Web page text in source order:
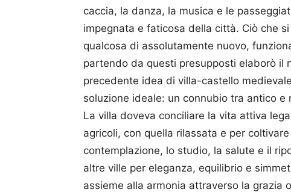
caccia, la danza, la musica e le
impegnata e faticosa della città. Ciò che
qualcosa di assolutamente nuovo,
partendo da questi presupposti elaborò
precedente idea di villa-castello
soluzione ideale: un connubio tra antico
La villa doveva conciliare la vita attiva
agricoli, con quella rilassata e per
contemplazione, lo studio, la salute e il
altre ville per eleganza, equilibrio e
assieme alla armonia attraverso la grazia